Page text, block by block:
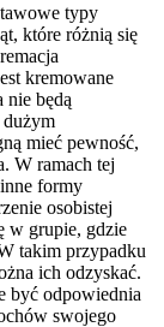
typy
które różnią się
kremowane
nie będą
dużym
mieć pewność,
W ramach tej
formy
osobistej
w grupie, gdzie
takim przypadku
ich odzyskać.
być odpowiednia
swojego